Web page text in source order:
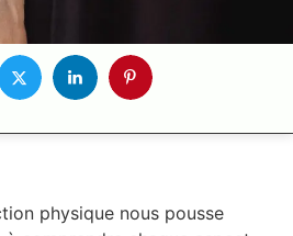
physique nous pousse